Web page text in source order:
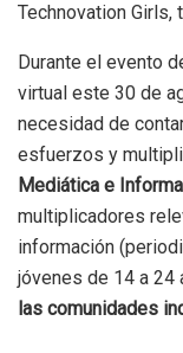
Technovation
Durante el evento
virtual este 30 de
necesidad de
esfuerzos y
Mediática e
multiplicadores
información
jóvenes de 14 a 24
las comunidades